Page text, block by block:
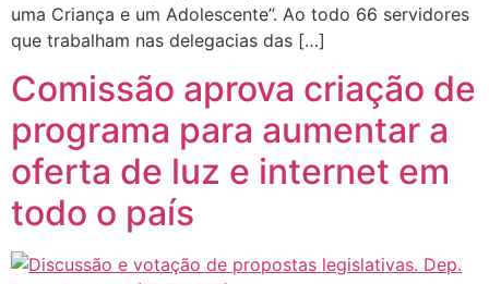
uma Criança e um Adolescente”. Ao todo 66 servidores
que trabalham nas delegacias das […]
Comissão aprova criação de
programa para aumentar a
oferta de luz e internet em
todo o país